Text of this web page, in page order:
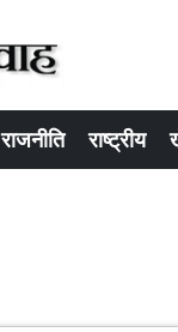
राजनीति राष्ट्रीय